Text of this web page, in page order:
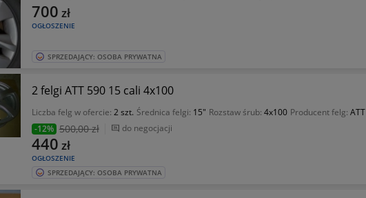
OGŁOSZENIE
700 zł
SPRZEDAJĄCY: OSOBA PRYWATNA
2 felgi ATT 590 15 cali 4x100
Liczba felg w ofercie: 2 szt. Średnica felgi: 15" Rozstaw śrub: 4x100 Producent felg: ATT
-12% 500,00 zł do negocjacji
OGŁOSZENIE
440 zł
SPRZEDAJĄCY: OSOBA PRYWATNA